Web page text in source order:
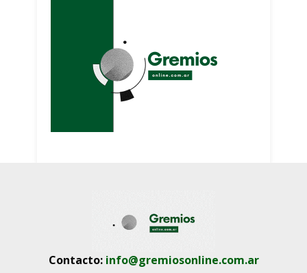
Contacto: info@gremiosonline.com.ar